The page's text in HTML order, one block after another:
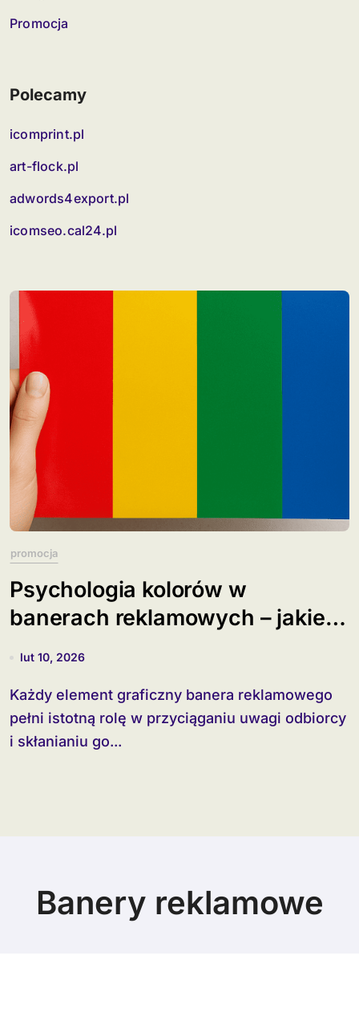
Promocja
Polecamy
icomprint.pl
art-flock.pl
adwords4export.pl
icomseo.cal24.pl
promocja
Psychologia kolorów w
banerach reklamowych – jakie
barwy sprzedają?
lut 10, 2026
Każdy element graficzny banera reklamowego
pełni istotną rolę w przyciąganiu uwagi odbiorcy
i skłanianiu go...
Banery reklamowe